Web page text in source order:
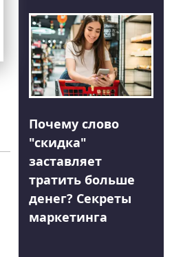
Почему слово
"скидка"
заставляет
тратить больше
денег? Секреты
маркетинга